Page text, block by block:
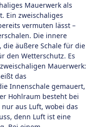
Mauerwerk als
Ein zweischaliges
vermuten lässt –
Die innere
äußere Schale für die
den Wetterschutz. Es
Mauerwerk:
das
Innenschale gemauert,
Hohlraum besteht bei
aus Luft, wobei das
denn Luft ist eine